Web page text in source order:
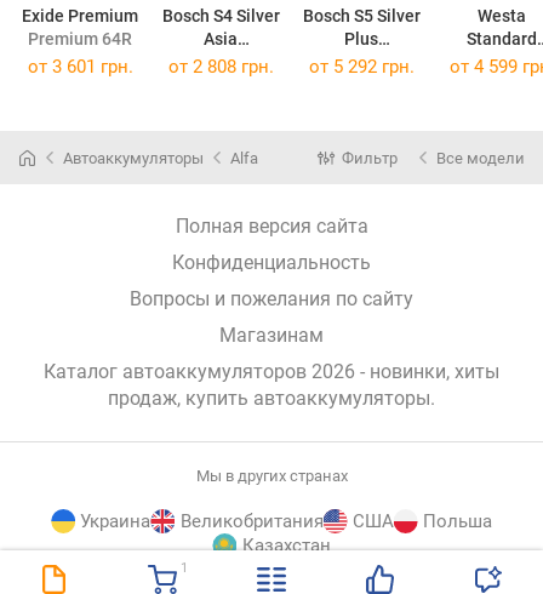
1
Exide Premium
Premium 64R
Bosch S4 Silver
Asia
545 156 033
Bosch S5 Silver
Plus
585 200 080
Westa
Standard
6CT-100
от 3 601 грн. от 2 808 грн. от 5 292 грн. от 4 599
Автоаккумуляторы Alfa Фильтр Все модели
Полная версия сайта
Конфиденциальность
Вопросы и пожелания по сайту
Магазинам
Каталог автоаккумуляторов 2026 - новинки, хиты
продаж, купить автоаккумуляторы.
Мы в других странах
Украина Великобритания США
Польша
Казахстан